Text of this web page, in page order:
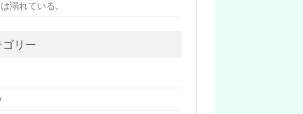
溺れている。
ゴリー